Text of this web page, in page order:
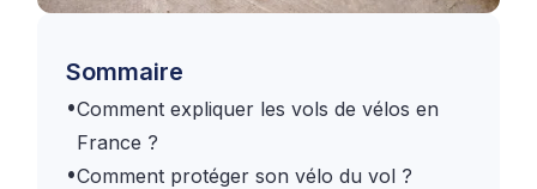
Sommaire
•Comment expliquer les vols de vélos en
France ?
•Comment protéger son vélo du vol ?